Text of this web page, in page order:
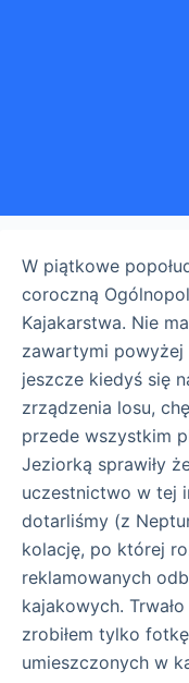
W piątkowe
coroczną
Kajakarstwa. Nie
zawartymi powyżej
jeszcze kiedyś się
zrządzenia losu,
przede wszystkim
Jeziorką sprawiły
uczestnictwo w tej
dotarliśmy (z
kolację, po której
reklamowanych
kajakowych.
zrobiłem tylko
umieszczonych w